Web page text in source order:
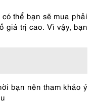
thể bạn sẽ mua phải
giá trị cao. Vì vậy, bạn
bạn nên tham khảo ý